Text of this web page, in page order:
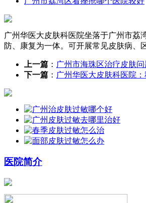
广州华医大皮肤科医院坐落于广州市荔
防、康复为一体。可开展常见皮肤病、
上一篇 ： 广州市海珠区治疗皮肤
下一篇 ： 广州华医大皮肤科医院
医院简介